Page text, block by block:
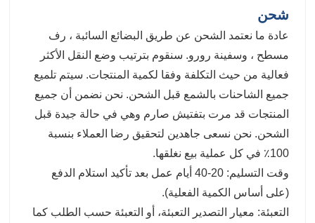
شحن
عادة ما نعتمد الشحن عن طريق البضائع السائبة ، رف
مسطح ، وسفينة رورو. سنقوم بترتيب وضع النقل الأكثر
فعالية من حيث التكلفة وفقا لكمية المنتجات. سيتم تلميع
جميع الشاحنات بالشمع قبل الشحن. نحن نضمن أن جميع
المنتجات قد مرت بتفتيش صارم وهي في حالة جيدة قبل
الشحن. نحن نسعى جاهدين لتحقيق رضا العملاء بنسبة
100٪ في كل عملية بيع نغلقها.
وقت التسليم: 20-40 أيام عمل بعد تأكيد استلام الدفع
(على أساس الكمية الفعلية).
التعبئة: معيار التصدير التعبئة، أو التعبئة حسب الطلب كما